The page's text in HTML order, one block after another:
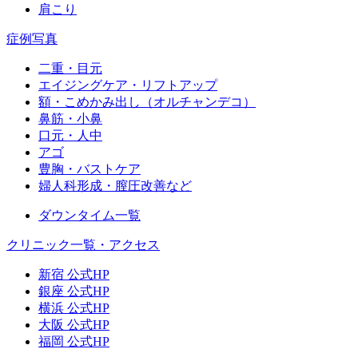
肩こり
症例写真
二重・目元
エイジングケア・リフトアップ
額・こめかみ出し（オルチャンデコ）
鼻筋・小鼻
口元・人中
アゴ
豊胸・バストケア
婦人科形成・膣圧改善など
ダウンタイム一覧
クリニック一覧・アクセス
新宿 公式HP
銀座 公式HP
横浜 公式HP
大阪 公式HP
福岡 公式HP